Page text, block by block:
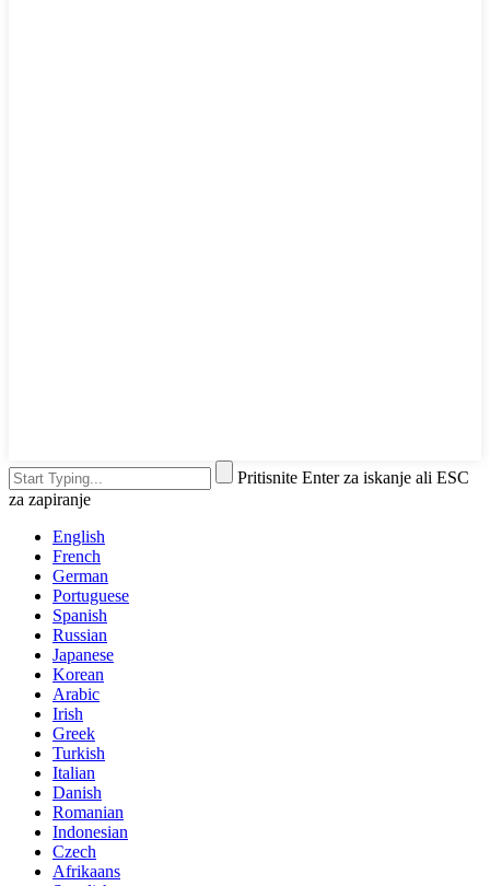
Pritisnite Enter za iskanje ali ESC
za zapiranje
English
French
German
Portuguese
Spanish
Russian
Japanese
Korean
Arabic
Irish
Greek
Turkish
Italian
Danish
Romanian
Indonesian
Czech
Afrikaans